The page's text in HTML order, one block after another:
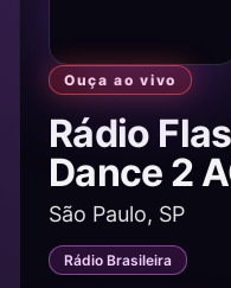
Ouça ao vivo
Rádio
Dance 2
São Paulo, SP
Rádio Brasileira